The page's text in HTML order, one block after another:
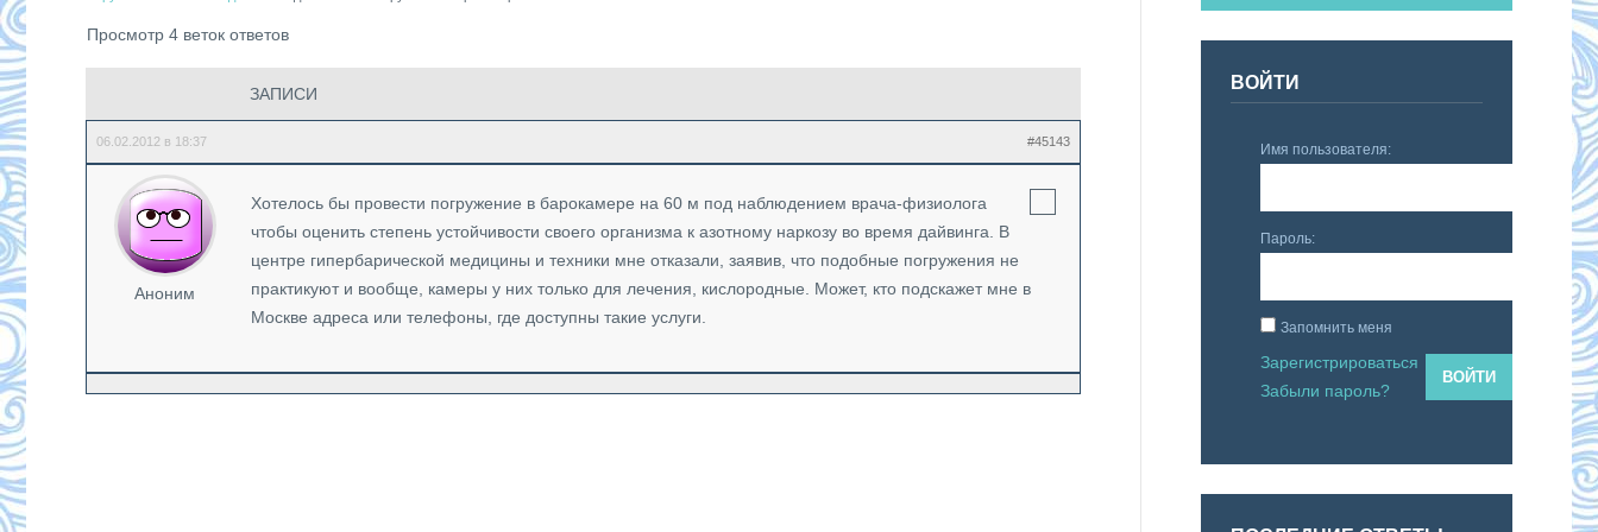
Просмотр 4 веток ответов
ЗАПИСИ
06.02.2012 в 18:37 #45143
Аноним
Хотелось бы провести погружение в барокамере на 60 м под наблюдением врача-физиолога
чтобы оценить степень устойчивости своего организма к азотному наркозу во время дайвинга. В
центре гипербарической медицины и техники мне отказали, заявив, что подобные погружения не
практикуют и вообще, камеры у них только для лечения, кислородные. Может, кто подскажет мне в
Москве адреса или телефоны, где доступны такие услуги.
ВОЙТИ
Имя пользователя:
Пароль:
Запомнить меня
ВОЙТИ
Зарегистрироваться
Забыли пароль?